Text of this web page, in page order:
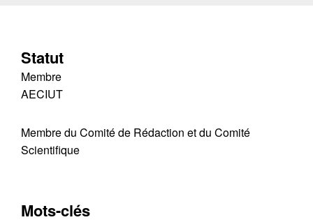
Statut
Membre
AECIUT
Membre du Comité de Rédaction et du Comité
Scientifique
Mots-clés